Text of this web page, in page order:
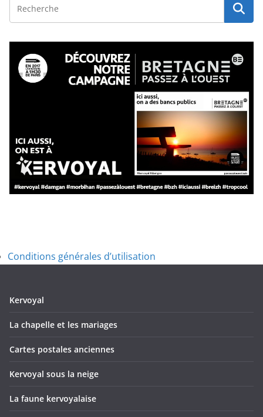
Conditions générales d’utilisation
Kervoyal
La chapelle et les mariages
Cartes postales anciennes
Kervoyal sous la neige
La faune kervoyalaise